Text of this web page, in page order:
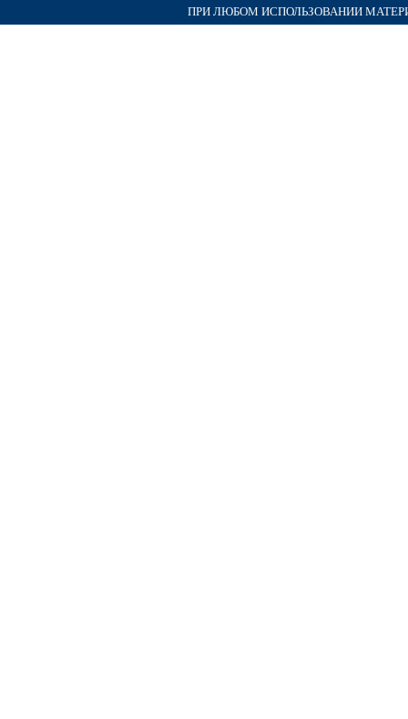
ПРИ ЛЮБОМ ИСПОЛЬЗОВАНИИ